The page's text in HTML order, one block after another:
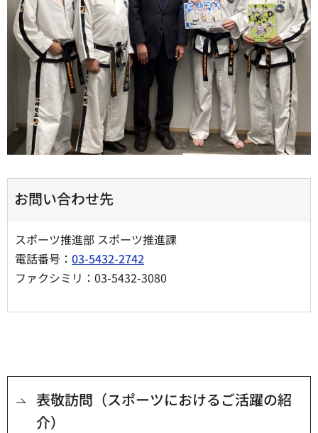
お問い合わせ先
スポーツ推進部 スポーツ推進課
電話番号： 03-5432-2742
ファクシミリ：03-5432-3080
表敬訪問（スポーツにおけるご活躍の紹
介）